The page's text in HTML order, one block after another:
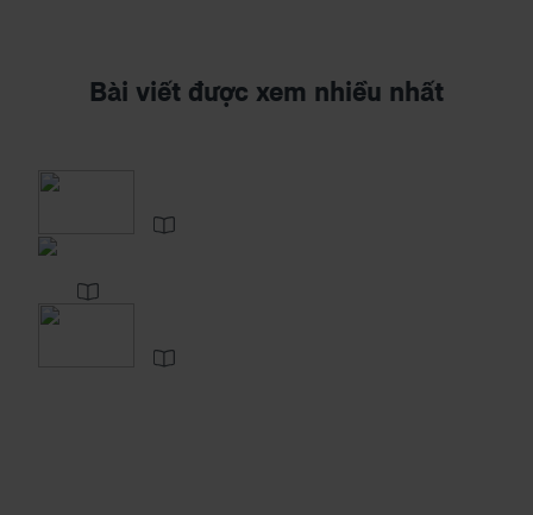
Bài viết được xem nhiều nhất